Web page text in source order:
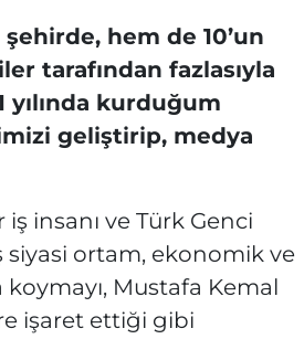
hem de 10’un
tarafından fazlasıyla
yılında kurduğum
geliştirip, medya
insanı ve Türk Genci
ortam, ekonomik ve
Mustafa Kemal
işaret ettiği gibi